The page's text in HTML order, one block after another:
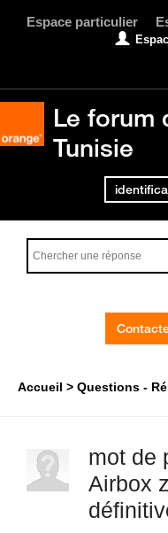
Espace particulier
Le forum
Tunisie
Accueil Questions -
mot de
Airbox